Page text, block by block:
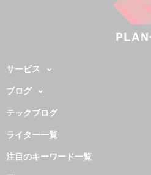
サービス
ブログ
テックブログ
ライター一覧
注目のキーワード一覧